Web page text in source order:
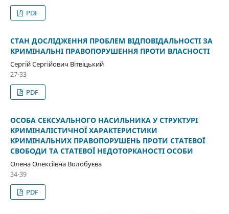
PDF
СТАН ДОСЛІДЖЕННЯ ПРОБЛЕМ ВІДПОВІДАЛЬНОСТІ ЗА
КРИМІНАЛЬНІ ПРАВОПОРУШЕННЯ ПРОТИ ВЛАСНОСТІ
Сергій Сергійович Вітвіцький
27-33
PDF
ОСОБА СЕКСУАЛЬНОГО НАСИЛЬНИКА У СТРУКТУРІ
КРИМІНАЛІСТИЧНОЇ ХАРАКТЕРИСТИКИ
КРИМІНАЛЬНИХ ПРАВОПОРУШЕНЬ ПРОТИ СТАТЕВОЇ
СВОБОДИ ТА СТАТЕВОЇ НЕДОТОРКАНОСТІ ОСОБИ
Олена Олексіївна Волобуєва
34-39
PDF